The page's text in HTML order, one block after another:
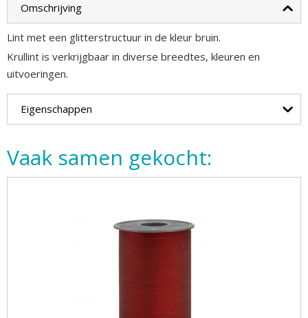
Omschrijving
Lint met een glitterstructuur in de kleur bruin.
Krullint is verkrijgbaar in diverse breedtes, kleuren en
uitvoeringen.
Eigenschappen
Vaak samen gekocht: